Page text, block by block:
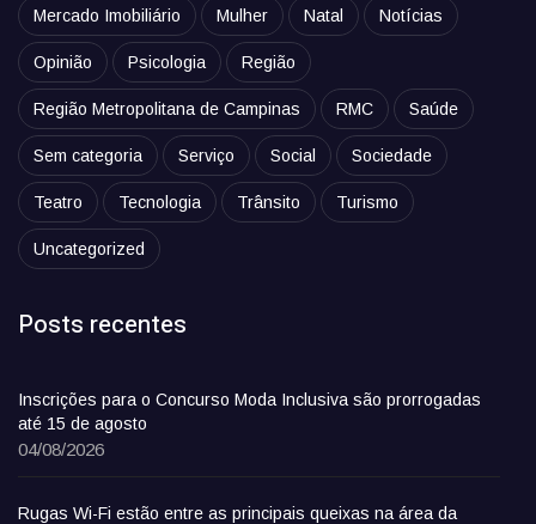
Mercado Imobiliário Mulher Natal Notícias
Opinião Psicologia Região
Região Metropolitana de Campinas RMC Saúde
Sem categoria Serviço Social Sociedade
Teatro Tecnologia Trânsito Turismo
Uncategorized
Posts recentes
Inscrições para o Concurso Moda Inclusiva são prorrogadas
até 15 de agosto
04/08/2026
Rugas Wi-Fi estão entre as principais queixas na área da